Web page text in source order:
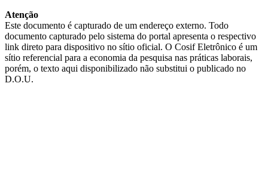
Atenção
Este documento é capturado de um endereço externo. Todo
documento capturado pelo sistema do portal apresenta o respectivo
link direto para dispositivo no sítio oficial. O Cosif Eletrônico é um
sítio referencial para a economia da pesquisa nas práticas laborais,
porém, o texto aqui disponibilizado não substitui o publicado no
D.O.U.